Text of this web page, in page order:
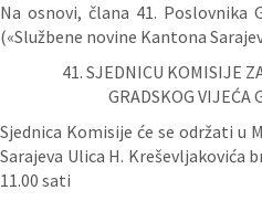
Na osnovi, člana 41. Poslovnika
(«Službene novine Kantona
41. SJEDNICU KOMISIJE
GRADSKOG VIJEĆA
Sjednica Komisije će se održati u
Sarajeva Ulica H. Kreševljakovića
11.00 sati